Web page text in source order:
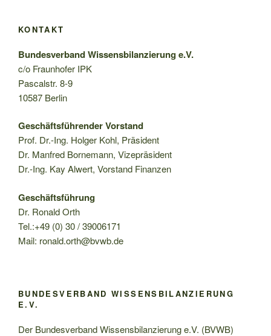
KONTAKT
Bundesverband Wissensbilanzierung e.V.
c/o Fraunhofer IPK
Pascalstr. 8-9
10587 Berlin
Geschäftsführender Vorstand
Prof. Dr.-Ing. Holger Kohl, Präsident
Dr. Manfred Bornemann, Vizepräsident
Dr.-Ing. Kay Alwert, Vorstand Finanzen
Geschäftsführung
Dr. Ronald Orth
Tel.:+49 (0) 30 / 39006171
Mail: ronald.orth@bvwb.de
BUNDESVERBAND WISSENSBILANZIERUNG
E.V.
Der Bundesverband Wissensbilanzierung e.V. (BVWB)